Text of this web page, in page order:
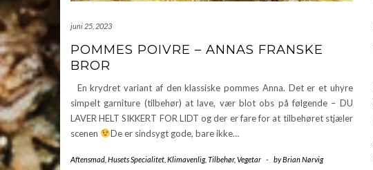
juni 25, 2023
POMMES POIVRE – ANNAS FRANSKE
BROR
En krydret variant af den klassiske pommes Anna. Det er et uhyre
simpelt garniture (tilbehør) at lave, vær blot obs på følgende – DU
LAVER HELT SIKKERT FOR LIDT og der er fare for at tilbehøret stjæler
scenen
De er sindsygt gode, bare ikke…
Aftensmad Husets Specialitet Klimavenlig, Tilbehør, Vegetar - byBrian Nørvig